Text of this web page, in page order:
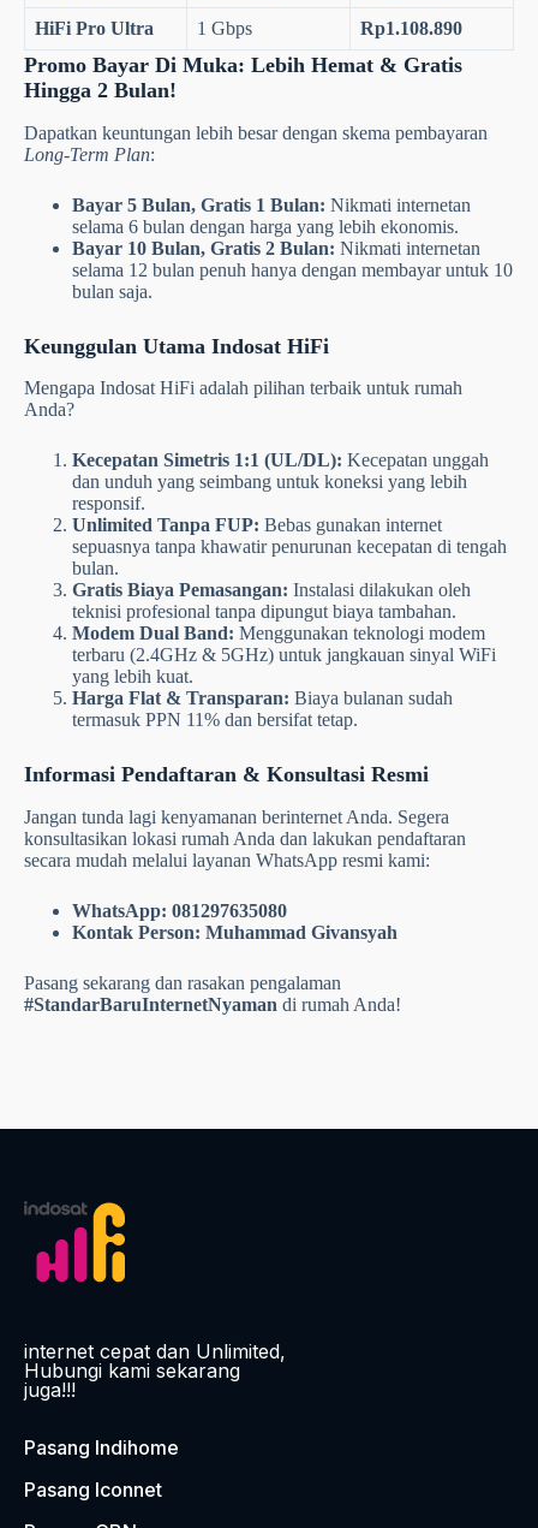
HiFi Lite 20 Mbps
Rp205.350(Area
Tertentu)
HiFi Standard
HiFi Plus 300 Mbps Rp331.890
HiFi Pro
HiFi Pro Ultra 1 Gbps Rp1.108.890
Promo Bayar Di Muka: Lebih Hemat & Gratis
Hingga 2 Bulan!
Long-Term Plan:
Bayar 5 Bulan, Gratis 1 Bulan:Nikmati internetan
selama 6 bulan dengan harga yang lebih ekonomis.
selama 12 bulan penuh hanya dengan membayar untuk 10
bulan saja.
Keunggulan Utama Indosat HiFi
Mengapa Indosat HiFi adalah pilihan terbaik untuk rumah
Anda?
Kecepatan Simetris 1:1 (UL/DL):Kecepatan unggah
dan unduh yang seimbang untuk koneksi yang lebih
responsif.
Unlimited Tanpa FUP:Bebas gunakan internet
sepuasnya tanpa khawatir penurunan kecepatan di tengah
Gratis Biaya Pemasangan:Instalasi dilakukan oleh
Modem Dual Band:Menggunakan teknologi modem
terbaru (2.4GHz & 5GHz) untuk jangkauan sinyal WiFi
yang lebih kuat.
termasuk PPN 11% dan bersifat tetap.
Jangan tunda lagi kenyamanan berinternet Anda. Segera
konsultasikan lokasi rumah Anda dan lakukan pendaftaran